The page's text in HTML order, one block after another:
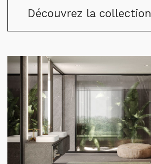
Découvrez la collection